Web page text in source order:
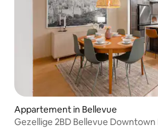
Appartement in Bellevue
Gezellige 2BD Bellevue Downtown